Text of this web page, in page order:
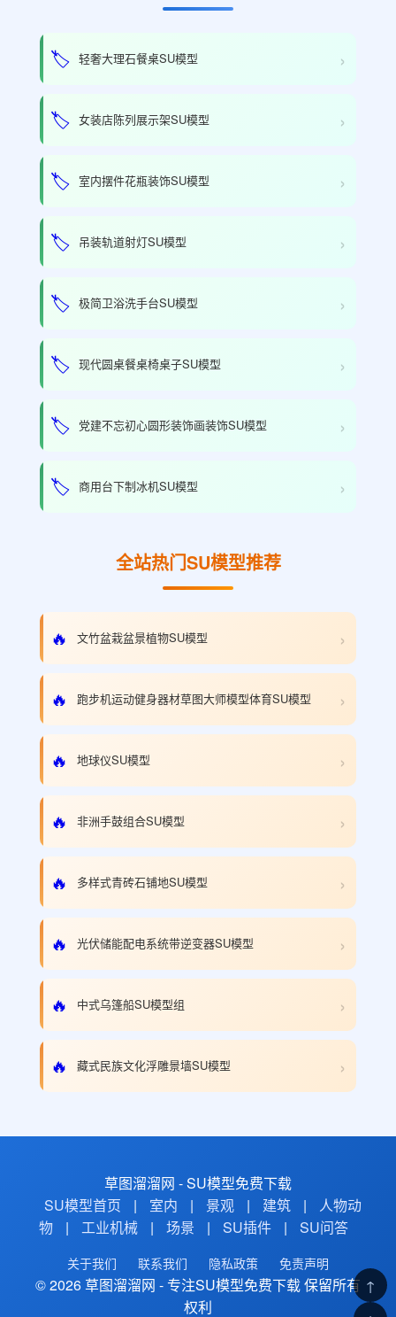
🏷️ 轻奢大理石餐桌SU模型 ›
🏷️ 女装店陈列展示架SU模型 ›
🏷️ 室内摆件花瓶装饰SU模型 ›
🏷️ 吊装轨道射灯SU模型 ›
🏷️ 极简卫浴洗手台SU模型 ›
🏷️ 现代圆桌餐桌椅桌子SU模型 ›
🏷️ 党建不忘初心圆形装饰画装饰SU模型 ›
🏷️ 商用台下制冰机SU模型 ›
全站热门SU模型推荐
🔥 文竹盆栽盆景植物SU模型 ›
🔥 跑步机运动健身器材草图大师模型体育SU模型 ›
🔥 地球仪SU模型 ›
🔥 非洲手鼓组合SU模型 ›
🔥 多样式青砖石铺地SU模型 ›
🔥 光伏储能配电系统带逆变器SU模型 ›
🔥 中式乌篷船SU模型组 ›
🔥 藏式民族文化浮雕景墙SU模型 ›
草图溜溜网 - SU模型免费下载
SU模型首页
| 室内 | 景观 | 建筑 |
人物动
物
| 工业机械 | 场景 | SU插件 | SU问答
关于我们 联系我们 隐私政策 免责声明
© 2026 草图溜溜网 - 专注SU模型免费下载 保留所有
权利
↑